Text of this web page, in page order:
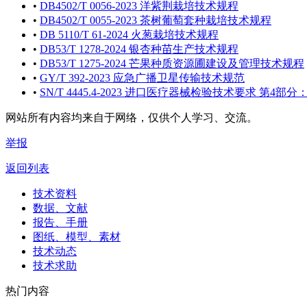
• DB4502/T 0056-2023 洋紫荆栽培技术规程
• DB4502/T 0055-2023 茶树葡萄套种栽培技术规程
• DB 5110/T 61-2024 火葱栽培技术规程
• DB53/T 1278-2024 银杏种苗生产技术规程
• DB53/T 1275-2024 芒果种质资源圃建设及管理技术规程
• GY/T 392-2023 应急广播卫星传输技术规范
• SN/T 4445.4-2023 进口医疗器械检验技术要求 第4部分
网站所有内容均来自于网络，仅供个人学习、交流。
举报
返回列表
技术资料
数据、文献
报告、手册
图纸、模型、素材
技术动态
技术求助
热门内容